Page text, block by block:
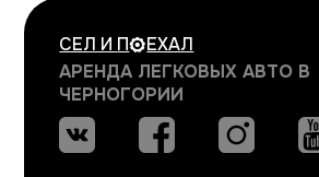
СЕЛ И П
ЕХАЛ
АРЕНДА ЛЕГКОВЫХ АВТО В
ЧЕРНОГОРИИ